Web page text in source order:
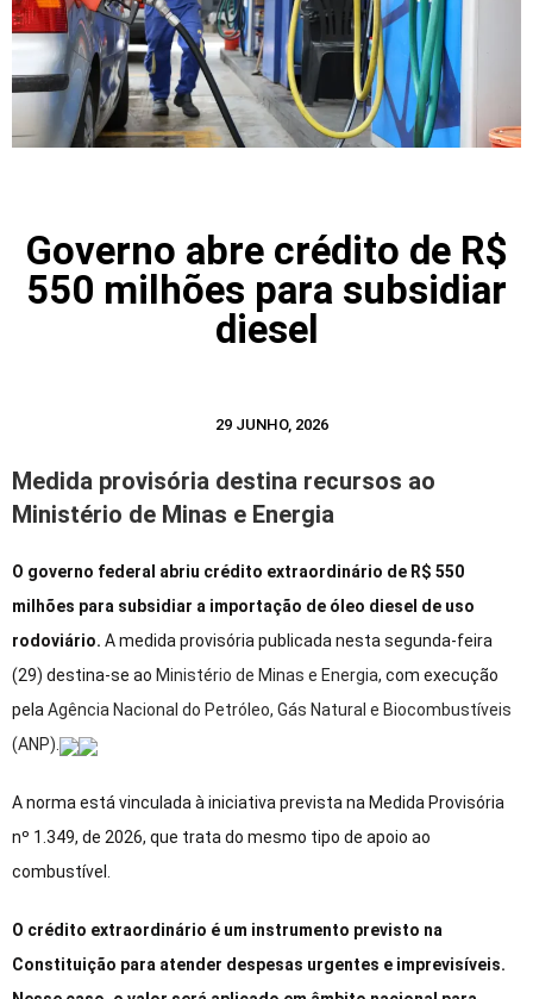
Governo abre crédito de R$
550 milhões para subsidiar
diesel
29 JUNHO, 2026
Medida provisória destina recursos ao
Ministério de Minas e Energia
O governo federal abriu crédito extraordinário de R$ 550
milhões para subsidiar a importação de óleo diesel de uso
rodoviário. A medida provisória publicada nesta segunda-feira
(29) destina-se ao Ministério de Minas e Energia, com execução
pelaAgência Nacional do Petróleo, Gás Natural e Biocombustíveis
(ANP).
A norma está vinculada à iniciativa prevista na Medida Provisória
nº 1.349, de 2026, que trata do mesmo tipo de apoio ao
combustível.
O crédito extraordinário é um instrumento previsto na
Constituição para atender despesas urgentes e imprevisíveis.